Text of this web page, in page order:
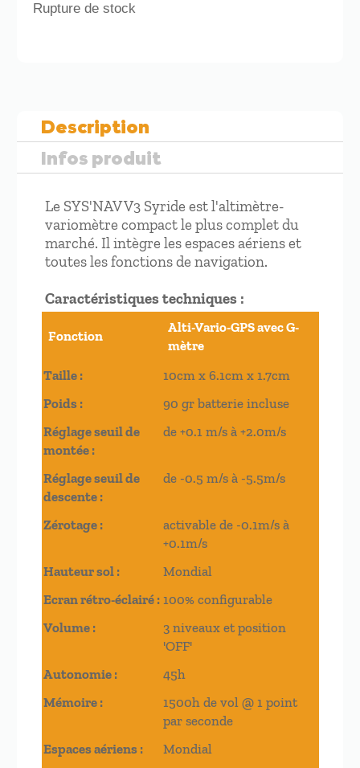
Rupture de stock
Description
Infos produit
Le SYS'NAV V3 Syride est l'altimètre-
variomètre compact le plus complet du
marché. Il intègre les espaces aériens et
toutes les fonctions de navigation.
Caractéristiques techniques :
Fonction
Alti-Vario-GPS avec G-
mètre
Taille :
10cm x 6.1cm x 1.7cm
Poids :
90 gr batterie incluse
Réglage seuil de
montée :
de +0.1 m/s à +2.0m/s
Réglage seuil de
descente :
de -0.5 m/s à -5.5m/s
Zérotage :
activable de -0.1m/s à
+0.1m/s
Hauteur sol :
Mondial
Ecran rétro-éclairé : 100% configurable
Volume :
3 niveaux et position
'OFF'
Autonomie :
45h
Mémoire :
1500h de vol @ 1 point
par seconde
Espaces aériens :
Mondial